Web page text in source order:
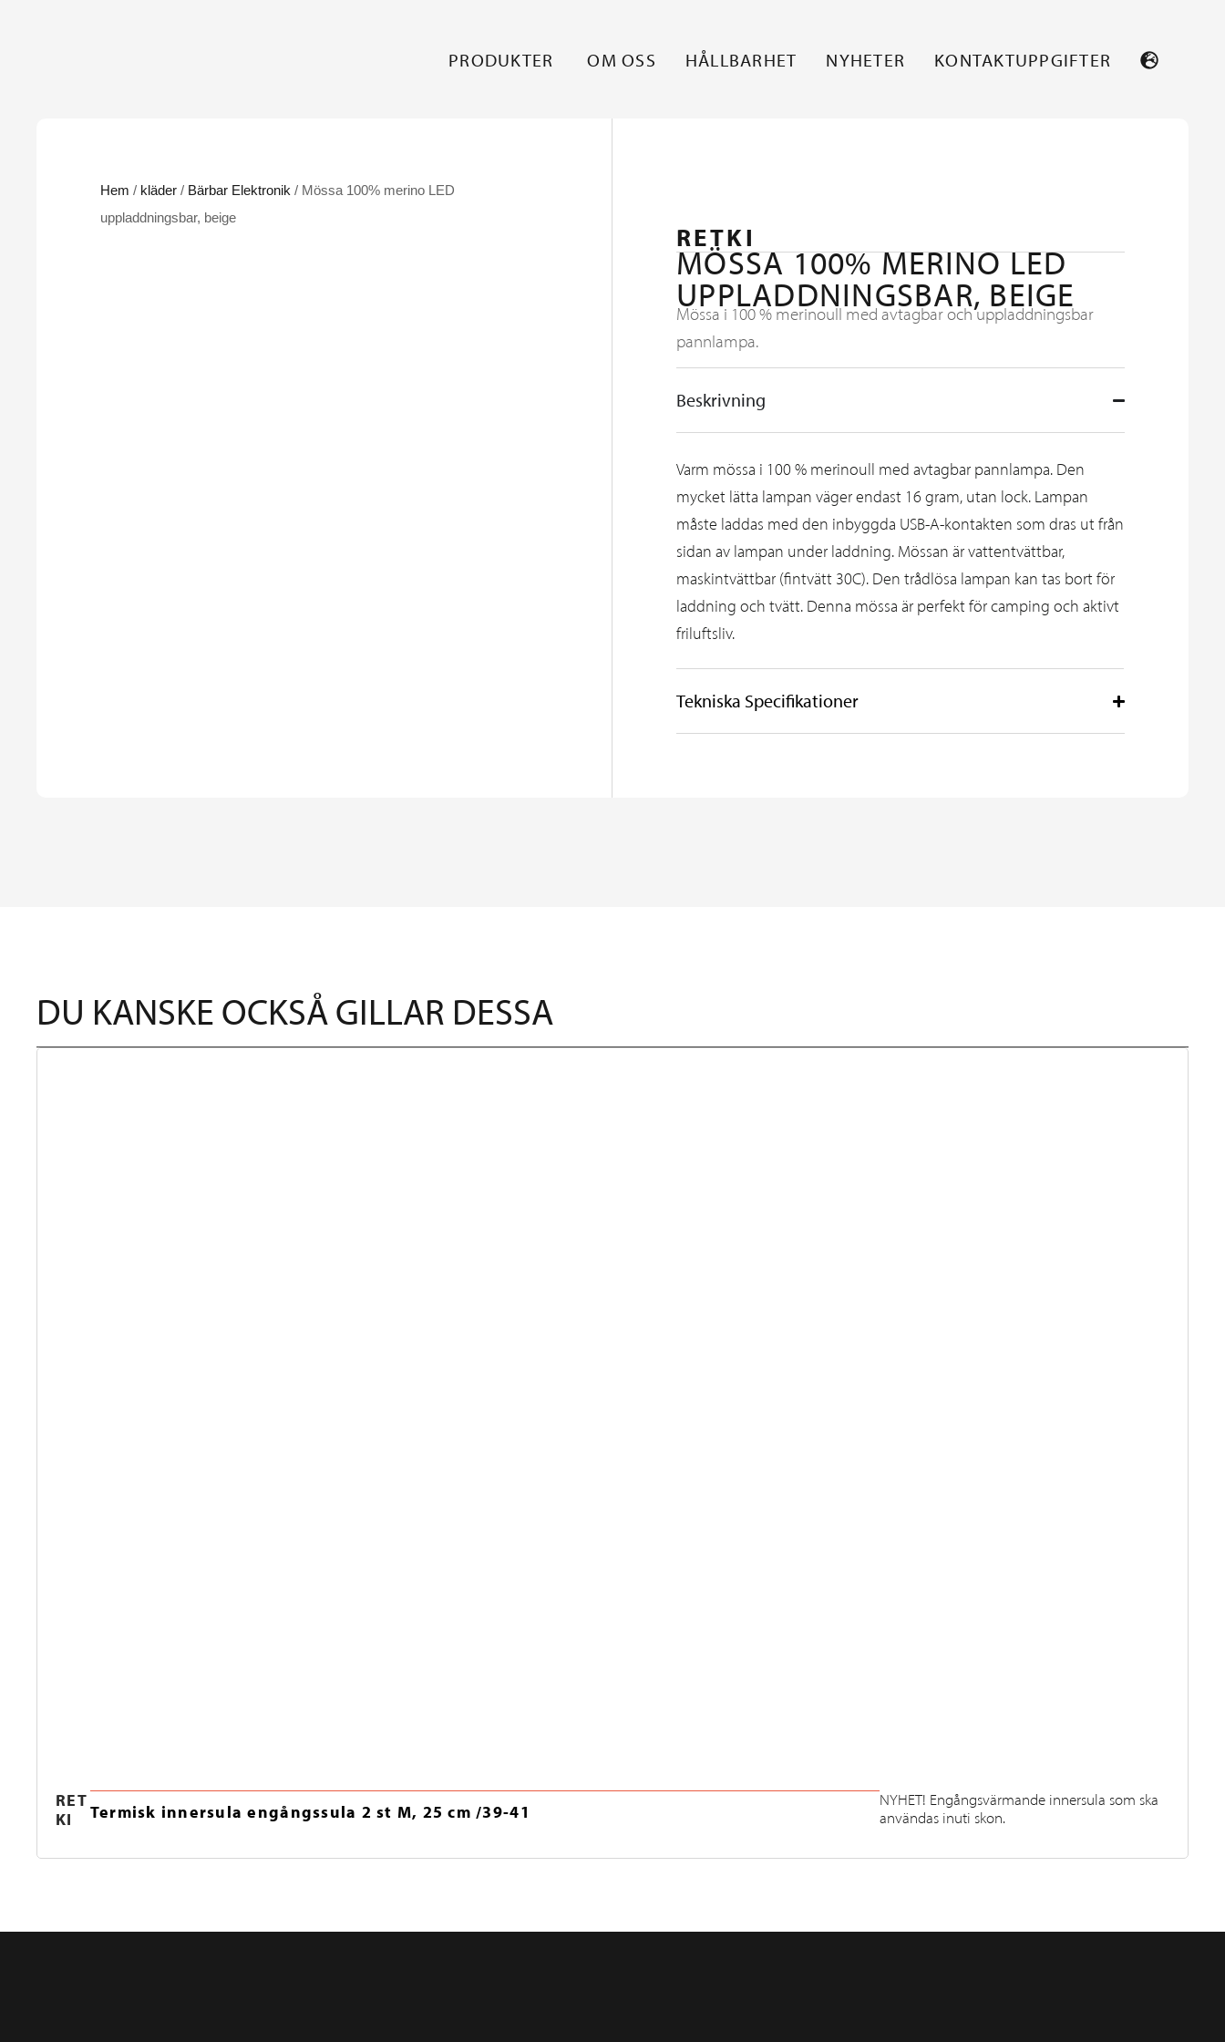
PRODUKTER OM OSS HÅLLBARHET NYHETER KONTAKTUPPGIFTER
Hem / kläder / Bärbar Elektronik / Mössa 100% merino LED
uppladdningsbar, beige
RETKI
MÖSSA 100% MERINO LED
UPPLADDNINGSBAR, BEIGE
Mössa i 100 % merinoull med avtagbar och uppladdningsbar
pannlampa.
Beskrivning
Varm mössa i 100 % merinoull med avtagbar pannlampa. Den
mycket lätta lampan väger endast 16 gram, utan lock. Lampan
måste laddas med den inbyggda USB-A-kontakten som dras ut från
sidan av lampan under laddning. Mössan är vattentvättbar,
maskintvättbar (fintvätt 30C). Den trådlösa lampan kan tas bort för
laddning och tvätt. Denna mössa är perfekt för camping och aktivt
friluftsliv.
Tekniska Specifikationer
DU KANSKE OCKSÅ GILLAR DESSA
RET
KI
Termisk innersula engångssula 2 st M, 25 cm /39-41
NYHET! Engångsvärmande innersula som ska
användas inuti skon.